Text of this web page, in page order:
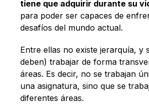
tiene que adquirir durante su
para poder ser capaces de
desafíos del mundo actual.
Entre ellas no existe jerarquía, y
deben) trabajar de forma
áreas. Es decir, no se trabajan
una asignatura, sino que se
diferentes áreas.